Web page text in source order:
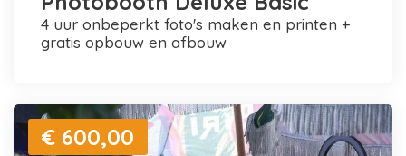
4 uur onbeperkt foto's maken en printen +
gratis opbouw en afbouw
€ 600,00